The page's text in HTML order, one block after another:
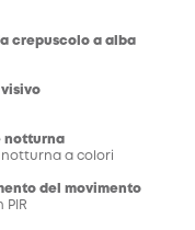
crepuscolo a alba
visivo
notturna
notturna a colori
del movimento
PIR